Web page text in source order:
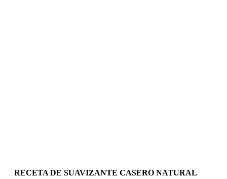
RECETA DE SUAVIZANTE CASERO NATURAL